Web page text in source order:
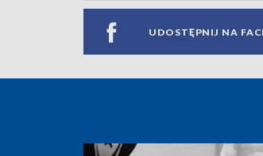
UDOSTĘPNIJ NA